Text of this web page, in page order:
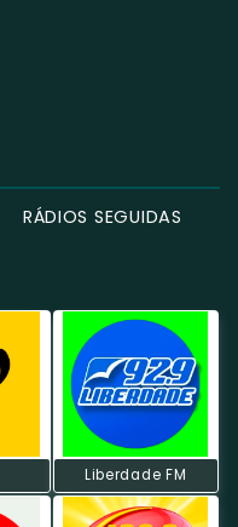
RÁDIOS SEGUIDAS
Liberdade FM